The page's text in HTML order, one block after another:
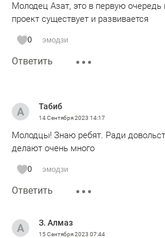
Молодец Азат, это в первую очередь
проект существует и развивается
0 эмодзи
Ответить
Табиб
14 Сентября 2023 14:17
Молодцы! Знаю ребят. Ради
делают очень много
0 эмодзи
Ответить
З. Алмаз
15 Сентября 2023 07:44